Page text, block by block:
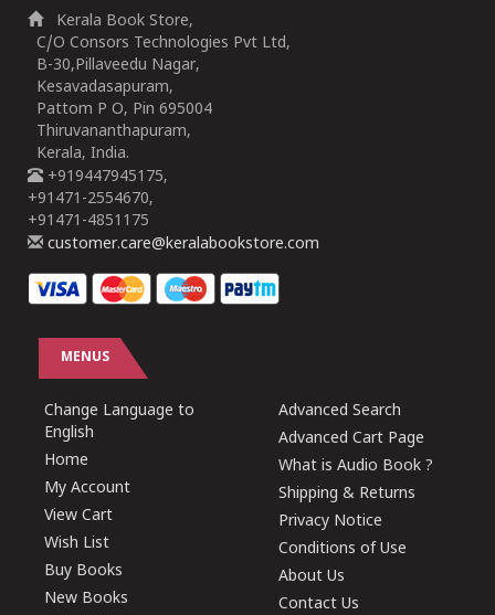
Kerala Book Store,
C/O Consors Technologies Pvt Ltd,
B-30,Pillaveedu Nagar,
Kesavadasapuram,
Pattom P O, Pin 695004
Thiruvananthapuram,
Kerala, India.
+919447945175,
+91471-2554670,
+91471-4851175
customer.care@keralabookstore.com
MENUS
Change Language to
English
Home
My Account
View Cart
Wish List
Buy Books
New Books
Advanced Search
Advanced Cart Page
What is Audio Book ?
Shipping & Returns
Privacy Notice
Conditions of Use
About Us
Contact Us